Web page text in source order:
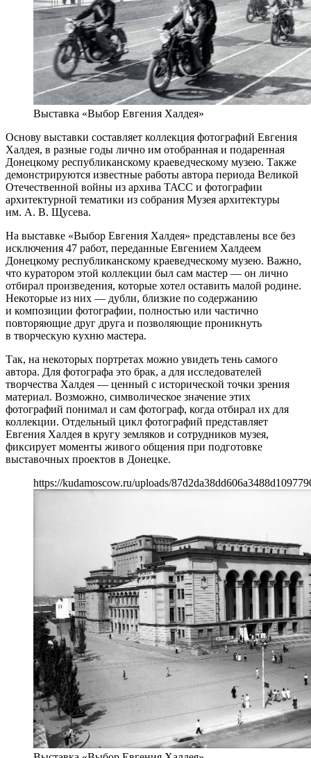
Выставка «Выбор Евгения Халдея»
Основу выставки составляет коллекция фотографий Евгения
Халдея, в разные годы лично им отобранная и подаренная
Донецкому республиканскому краеведческому музею. Также
демонстрируются известные работы автора периода Великой
Отечественной войны из архива ТАСС и фотографии
архитектурной тематики из собрания Музея архитектуры
им. А. В. Щусева.
На выставке «Выбор Евгения Халдея» представлены все без
исключения 47 работ, переданные Евгением Халдеем
Донецкому республиканскому краеведческому музею. Важно,
что куратором этой коллекции был сам мастер — он лично
отбирал произведения, которые хотел оставить малой родине.
Некоторые из них — дубли, близкие по содержанию
и композиции фотографии, полностью или частично
повторяющие друг друга и позволяющие проникнуть
в творческую кухню мастера.
Так, на некоторых портретах можно увидеть тень самого
автора. Для фотографа это брак, а для исследователей
творчества Халдея — ценный с исторической точки зрения
материал. Возможно, символическое значение этих
фотографий понимал и сам фотограф, когда отбирал их для
коллекции. Отдельный цикл фотографий представляет
Евгения Халдея в кругу земляков и сотрудников музея,
фиксирует моменты живого общения при подготовке
выставочных проектов в Донецке.
https://kudamoscow.ru/uploads/